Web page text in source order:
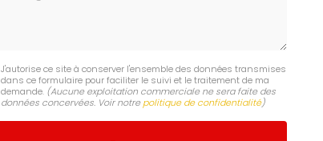
J'autorise ce site à conserver l'ensemble des données transmises
dans ce formulaire pour faciliter le suivi et le traitement de ma
demande. (Aucune exploitation commerciale ne sera faite des
données concervées. Voir notre politique de confidentialité)